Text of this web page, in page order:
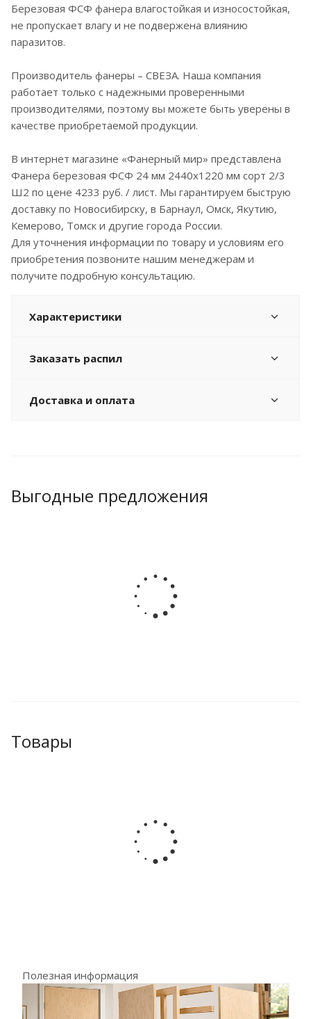
Березовая ФСФ фанера влагостойкая и износостойкая,
не пропускает влагу и не подвержена влиянию
паразитов.
Производитель фанеры – СВЕЗА. Наша компания
работает только с надежными проверенными
производителями, поэтому вы можете быть уверены в
качестве приобретаемой продукции.
В интернет магазине «Фанерный мир» представлена
Фанера березовая ФСФ 24 мм 2440x1220 мм сорт 2/3
Ш2 по цене 4233 руб. / лист. Мы гарантируем быструю
доставку по Новосибирску, в Барнаул, Омск, Якутию,
Кемерово, Томск и другие города России.
Для уточнения информации по товару и условиям его
приобретения позвоните нашим менеджерам и
получите подробную консультацию.
Характеристики
Заказать распил
Доставка и оплата
Выгодные предложения
Товары
Полезная информация